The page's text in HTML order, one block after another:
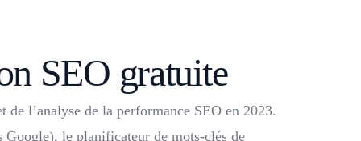
SEO gratuite
l’analyse de la performance SEO en 2023.
Google), le planificateur de mots-clés de